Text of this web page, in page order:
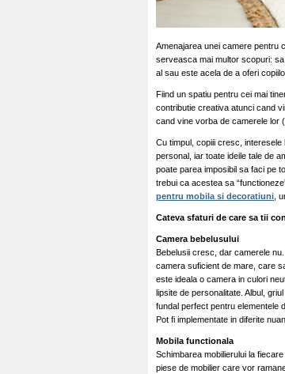
Amenajarea unei camere pentru
serveasca mai multor scopuri:
al sau este acela de a oferi
Fiind un spatiu pentru cei mai
contributie creativa atunci cand
cand vine vorba de camerele lor
Cu timpul, copiii cresc,
personal, iar toate ideile tale de
poate parea imposibil sa faci pe
trebui ca acestea sa
pentru mobila si decoratiuni ,
Cateva sfaturi de care sa tii
Camera bebelusului
Bebelusii cresc, dar camerele
camera suficient de mare, care
este ideala o camera in culori
lipsite de personalitate. Albul,
fundal perfect pentru elementele
Pot fi implementate in diferite
Mobila functionala
Schimbarea mobilierului la
piese de mobilier care vor